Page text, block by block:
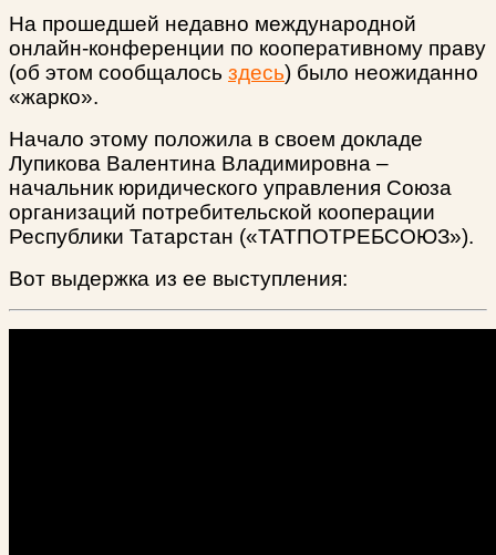
На прошедшей недавно международной
онлайн-конференции по кооперативному праву
(об этом сообщалось здесь) было неожиданно
«жарко».
Начало этому положила в своем докладе
Лупикова Валентина Владимировна –
начальник юридического управления Союза
организаций потребительской кооперации
Республики Татарстан («ТАТПОТРЕБСОЮЗ»).
Вот выдержка из ее выступления: